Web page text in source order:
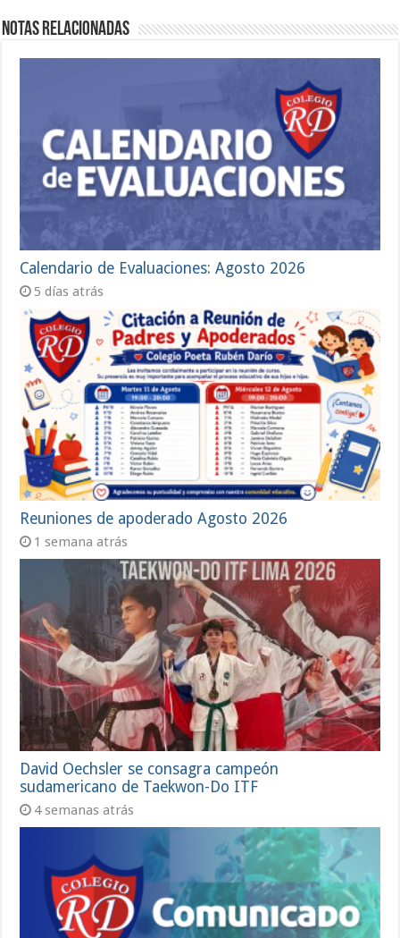
Notas Relacionadas
Calendario de Evaluaciones: Agosto 2026
5 días atrás
Reuniones de apoderado Agosto 2026
1 semana atrás
David Oechsler se consagra campeón
sudamericano de Taekwon-Do ITF
4 semanas atrás